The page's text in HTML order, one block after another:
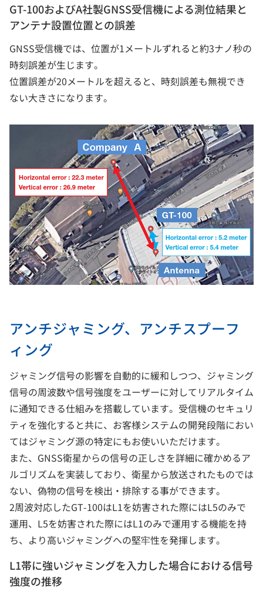
GT-100およびA社製GNSS受信機による測位結果と
アンテナ設置位置との誤差
GNSS受信機では、位置が1メートルずれると約3ナノ秒の
時刻誤差が生じます。
位置誤差が20メートルを超えると、時刻誤差も無視でき
ない大きさになります。
アンチジャミング、アンチスプーフ
ィング
ジャミング信号の影響を自動的に緩和しつつ、ジャミング
信号の周波数や信号強度をユーザーに対してリアルタイム
に通知できる仕組みを搭載しています。受信機のセキュリ
ティを強化すると共に、お客様システムの開発段階におい
てはジャミング源の特定にもお使いいただけます。
また、GNSS衛星からの信号の正しさを詳細に確かめるア
ルゴリズムを実装しており、衛星から放送されたものでは
ない、偽物の信号を検出・排除する事ができます。
2周波対応したGT-100はL1を妨害された際にはL5のみで
運用、L5を妨害された際にはL1のみで運用する機能を持
ち、より高いジャミングへの堅牢性を発揮します。
L1帯に強いジャミングを入力した場合における信号
強度の推移